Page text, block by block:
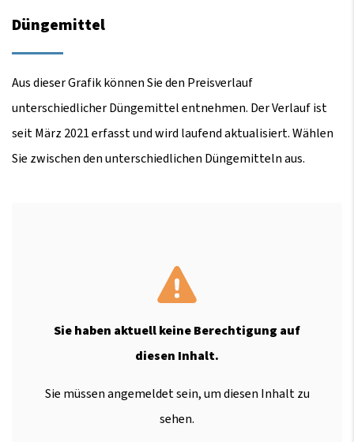
Düngemittel
Aus dieser Grafik können Sie den Preisverlauf
unterschiedlicher Düngemittel entnehmen. Der Verlauf ist
seit März 2021 erfasst und wird laufend aktualisiert. Wählen
Sie zwischen den unterschiedlichen Düngemitteln aus.
Sie haben aktuell keine Berechtigung auf
diesen Inhalt.
Sie müssen angemeldet sein, um diesen Inhalt zu
sehen.